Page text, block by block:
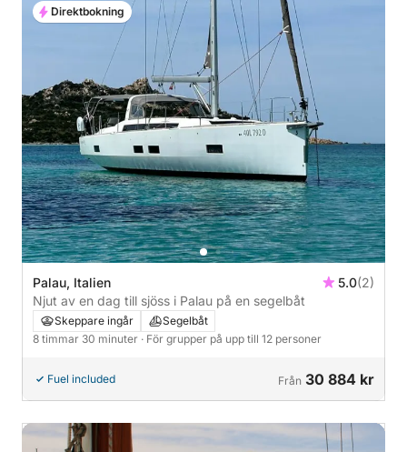
Palau, Italien 5.0(2)
Njut av en dag till sjöss i Palau på en segelbåt
Skeppare ingår
Segelbåt
8 timmar 30 minuter · För grupper på upp till 12 personer
Fuel included Från 30 884 kr
Direktbokning